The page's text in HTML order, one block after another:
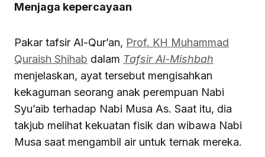
Menjaga kepercayaan
Pakar tafsir Al-Qur’an, Prof. KH Muhammad
Quraish Shihab dalam Tafsir Al-Mishbah
menjelaskan, ayat tersebut mengisahkan
kekaguman seorang anak perempuan Nabi
Syu’aib terhadap Nabi Musa As. Saat itu, dia
takjub melihat kekuatan fisik dan wibawa Nabi
Musa saat mengambil air untuk ternak mereka.